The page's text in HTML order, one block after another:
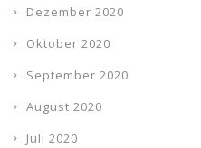
Dezember 2020
Oktober 2020
September 2020
August 2020
Juli 2020